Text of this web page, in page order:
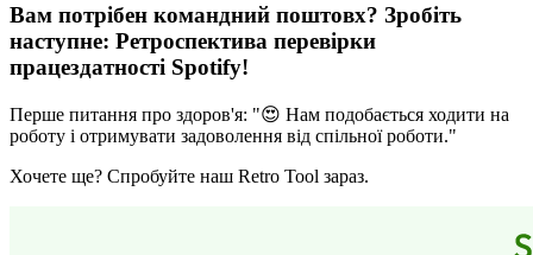
Вам потрібен командний поштовх? Зробіть
наступне: Ретроспектива перевірки
працездатності Spotify!
Перше питання про здоров'я: "😍 Нам подобається ходити на
роботу і отримувати задоволення від спільної роботи."
Хочете ще? Спробуйте наш Retro Tool зараз.